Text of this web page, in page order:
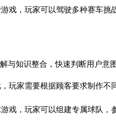
戏，玩家可以驾驶多种赛车
与知识整合，快速判断用户意
玩家需要根据顾客要求制作
戏，玩家可以组建专属球队